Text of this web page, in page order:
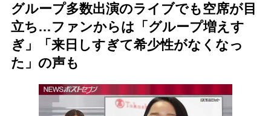
グループ多数出演のライブでも空席が目
立ち…ファンからは「グループ増えす
ぎ」「来日しすぎて希少性がなくなっ
た」の声も